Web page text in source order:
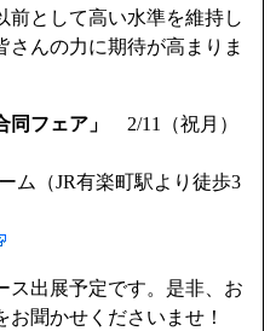
前として高い水準を維持し
んの力に期待が高まりま
同フェア」 2/11（祝月）
ム（JR有楽町駅より徒歩3
ス出展予定です。是非、お
聞かせくださいませ！